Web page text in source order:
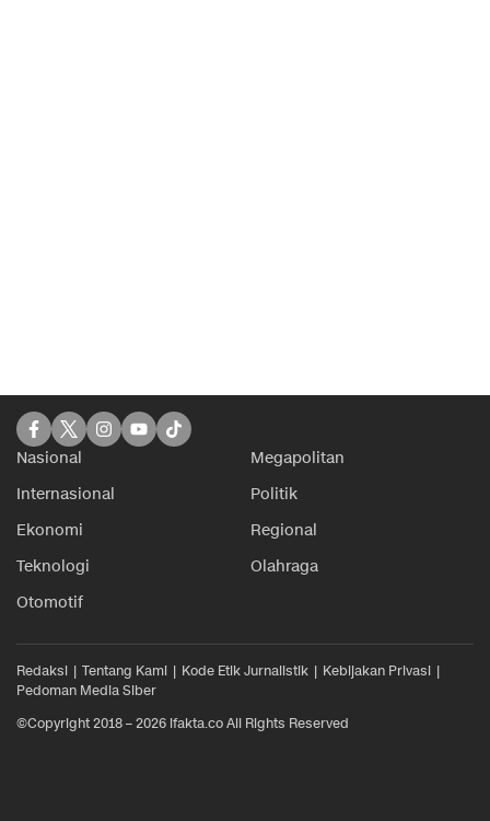
Nasional
Megapolitan
Internasional
Politik
Ekonomi
Regional
Teknologi
Olahraga
Otomotif
Redaksi Tentang Kami Kode Etik Jurnalistik
Kebijakan Privasi
Pedoman Media Siber
©Copyright 2018 – 2026 ifakta.co All Rights Reserved